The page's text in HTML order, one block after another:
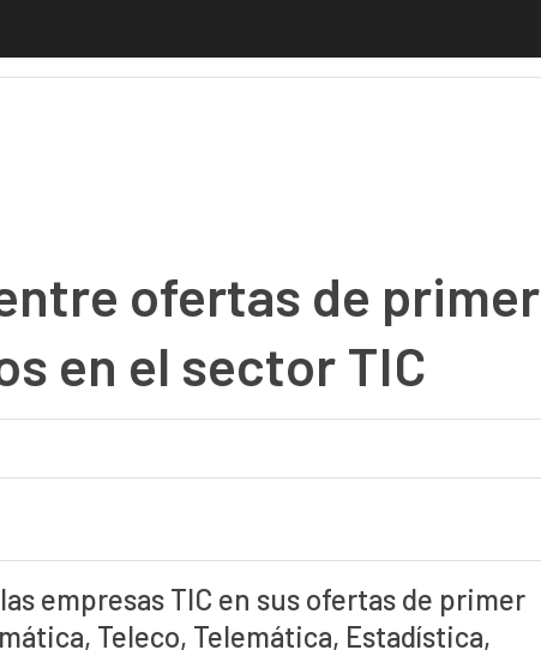
ofertas de primer
en el sector TIC
empresas TIC en sus ofertas de primer
Teleco, Telemática, Estadística,